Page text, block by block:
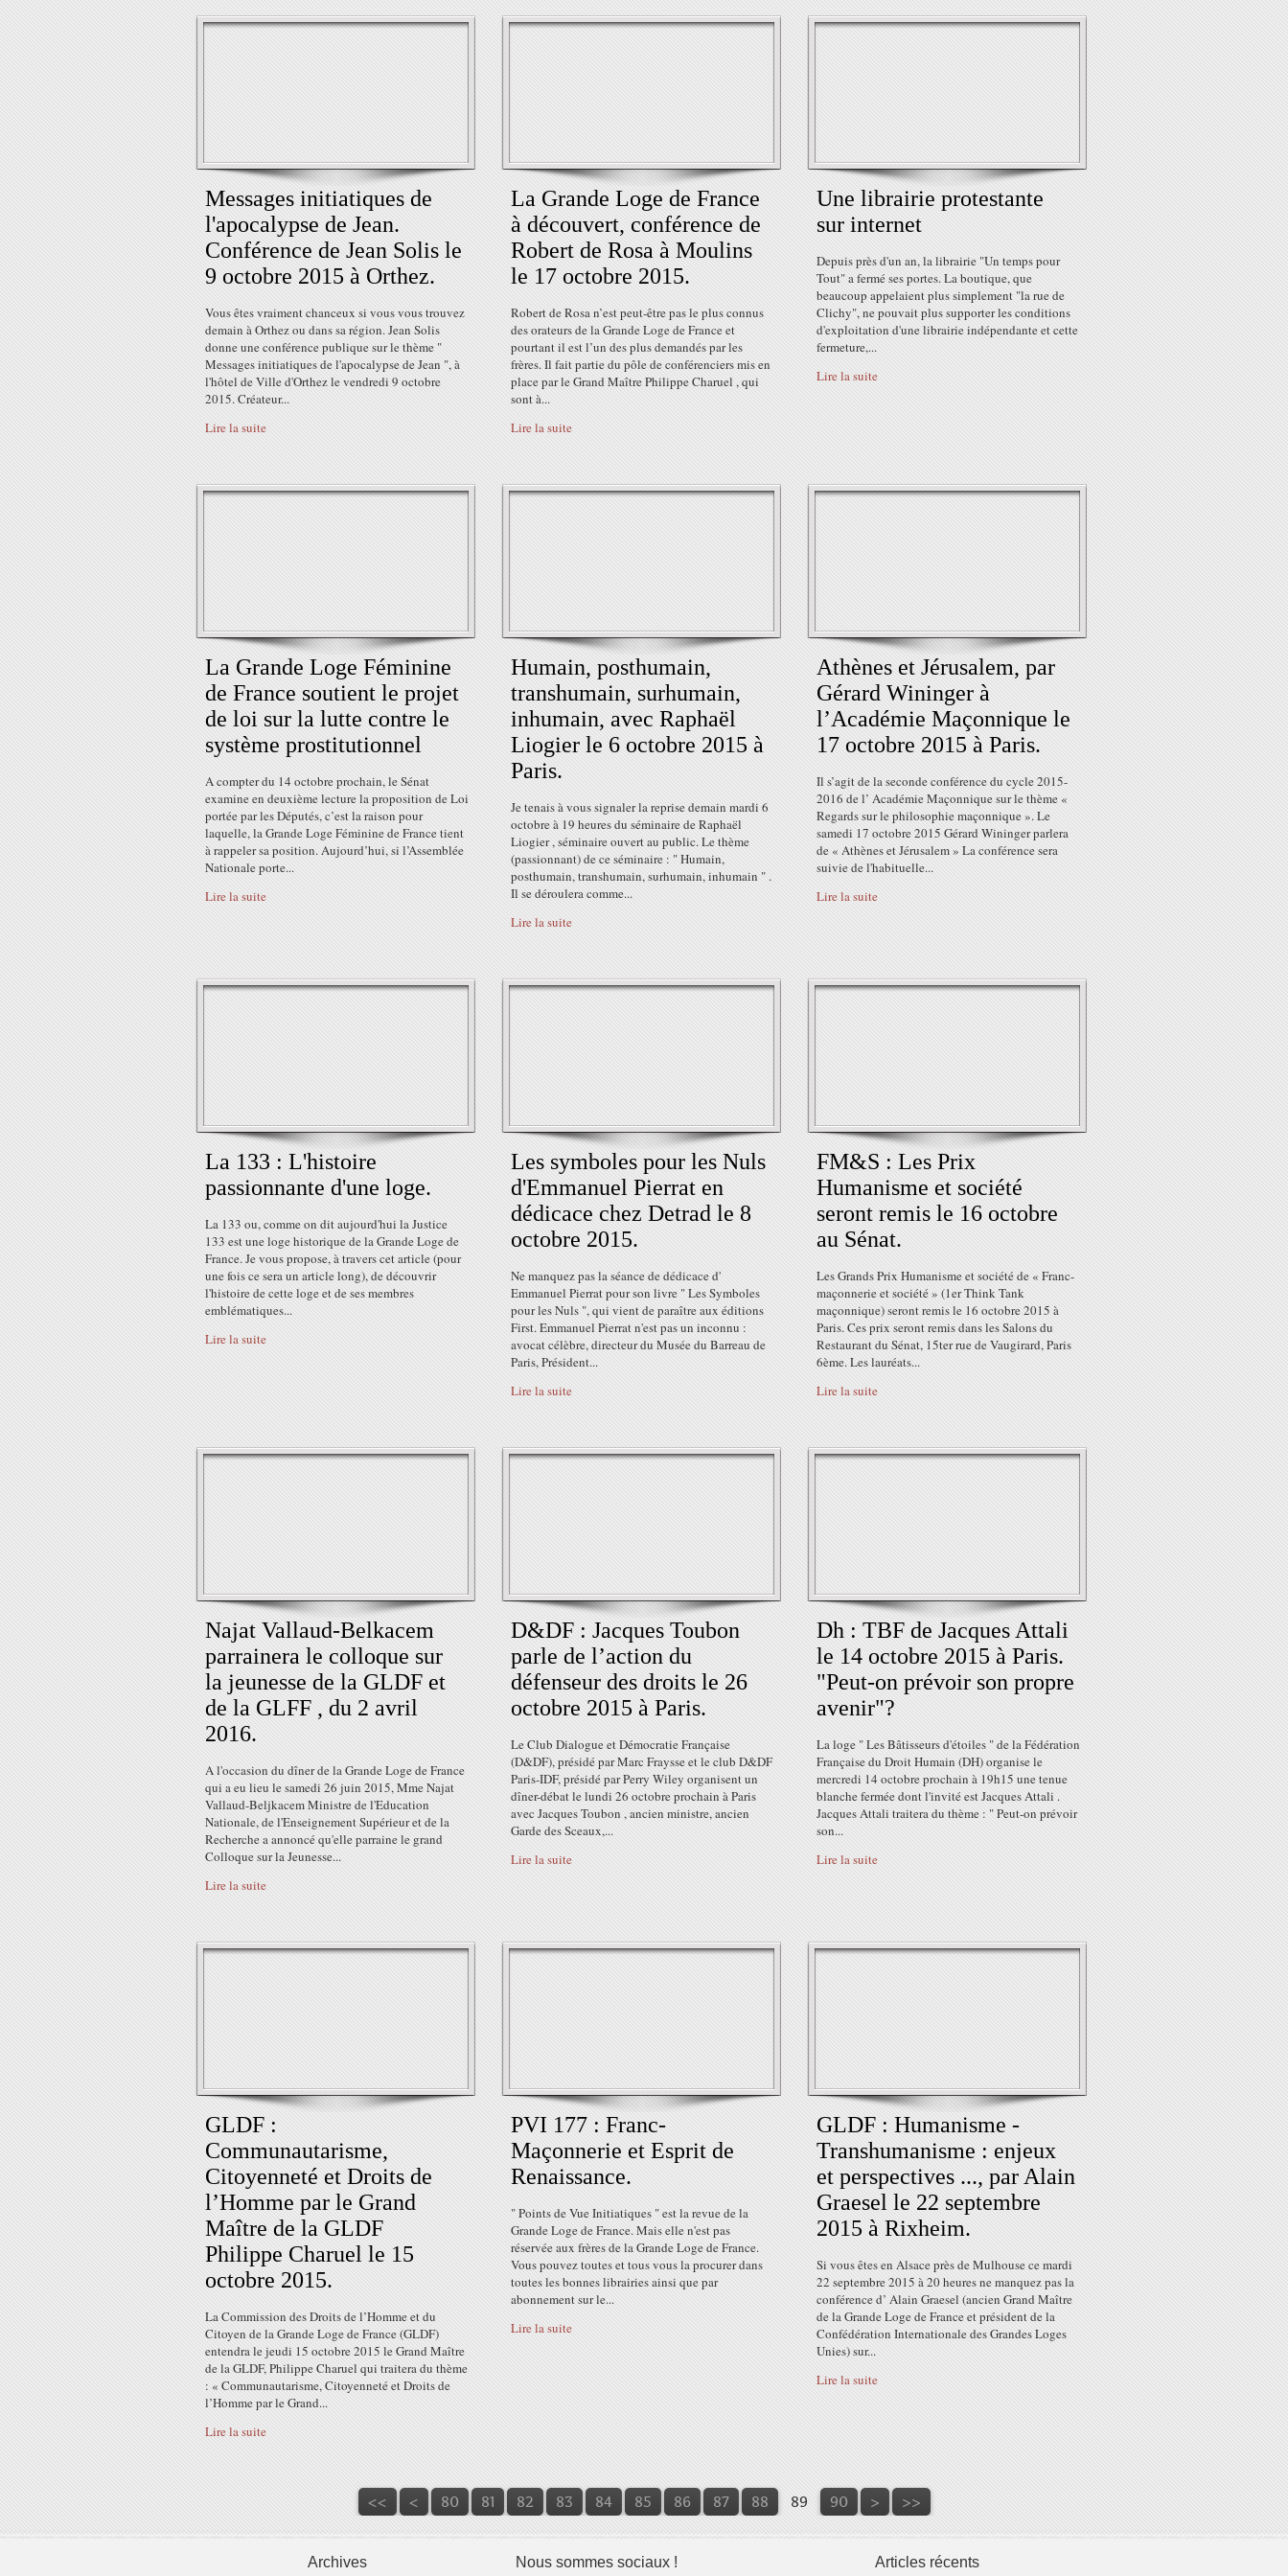
Messages initiatiques de
l'apocalypse de Jean.
Conférence de Jean Solis le
9 octobre 2015 à Orthez.
Vous êtes vraiment chanceux si vous vous trouvez
demain à Orthez ou dans sa région. Jean Solis
donne une conférence publique sur le thème "
Messages initiatiques de l'apocalypse de Jean ", à
l'hôtel de Ville d'Orthez le vendredi 9 octobre
2015. Créateur...
Lire la suite
La Grande Loge de France
à découvert, conférence de
Robert de Rosa à Moulins
le 17 octobre 2015.
Robert de Rosa n’est peut-être pas le plus connus
des orateurs de la Grande Loge de France et
pourtant il est l’un des plus demandés par les
frères. Il fait partie du pôle de conférenciers mis en
place par le Grand Maître Philippe Charuel , qui
sont à...
Lire la suite
Une librairie protestante
sur internet
Depuis près d'un an, la librairie "Un temps pour
Tout" a fermé ses portes. La boutique, que
beaucoup appelaient plus simplement "la rue de
Clichy", ne pouvait plus supporter les conditions
d'exploitation d'une librairie indépendante et cette
fermeture,...
Lire la suite
La Grande Loge Féminine
de France soutient le projet
de loi sur la lutte contre le
système prostitutionnel
A compter du 14 octobre prochain, le Sénat
examine en deuxième lecture la proposition de Loi
portée par les Députés, c’est la raison pour
laquelle, la Grande Loge Féminine de France tient
à rappeler sa position. Aujourd’hui, si l’Assemblée
Nationale porte...
Lire la suite
Humain, posthumain,
transhumain, surhumain,
inhumain, avec Raphaël
Liogier le 6 octobre 2015 à
Paris.
Je tenais à vous signaler la reprise demain mardi 6
octobre à 19 heures du séminaire de Raphaël
Liogier , séminaire ouvert au public. Le thème
(passionnant) de ce séminaire : " Humain,
posthumain, transhumain, surhumain, inhumain " .
Il se déroulera comme...
Lire la suite
Athènes et Jérusalem, par
Gérard Wininger à
l’Académie Maçonnique le
17 octobre 2015 à Paris.
Il s’agit de la seconde conférence du cycle 2015-
2016 de l’ Académie Maçonnique sur le thème «
Regards sur le philosophie maçonnique ». Le
samedi 17 octobre 2015 Gérard Wininger parlera
de « Athènes et Jérusalem » La conférence sera
suivie de l'habituelle...
Lire la suite
La 133 : L'histoire
passionnante d'une loge.
La 133 ou, comme on dit aujourd'hui la Justice
133 est une loge historique de la Grande Loge de
France. Je vous propose, à travers cet article (pour
une fois ce sera un article long), de découvrir
l'histoire de cette loge et de ses membres
emblématiques...
Lire la suite
Les symboles pour les Nuls
d'Emmanuel Pierrat en
dédicace chez Detrad le 8
octobre 2015.
Ne manquez pas la séance de dédicace d'
Emmanuel Pierrat pour son livre " Les Symboles
pour les Nuls ", qui vient de paraître aux éditions
First. Emmanuel Pierrat n'est pas un inconnu :
avocat célèbre, directeur du Musée du Barreau de
Paris, Président...
Lire la suite
FM&S : Les Prix
Humanisme et société
seront remis le 16 octobre
au Sénat.
Les Grands Prix Humanisme et société de « Franc-
maçonnerie et société » (1er Think Tank
maçonnique) seront remis le 16 octobre 2015 à
Paris. Ces prix seront remis dans les Salons du
Restaurant du Sénat, 15ter rue de Vaugirard, Paris
6ème. Les lauréats...
Lire la suite
Najat Vallaud-Belkacem
parrainera le colloque sur
la jeunesse de la GLDF et
de la GLFF , du 2 avril
2016.
A l'occasion du dîner de la Grande Loge de France
qui a eu lieu le samedi 26 juin 2015, Mme Najat
Vallaud-Beljkacem Ministre de l'Education
Nationale, de l'Enseignement Supérieur et de la
Recherche a annoncé qu'elle parraine le grand
Colloque sur la Jeunesse...
Lire la suite
D&DF : Jacques Toubon
parle de l’action du
défenseur des droits le 26
octobre 2015 à Paris.
Le Club Dialogue et Démocratie Française
(D&DF), présidé par Marc Fraysse et le club D&DF
Paris-IDF, présidé par Perry Wiley organisent un
dîner-débat le lundi 26 octobre prochain à Paris
avec Jacques Toubon , ancien ministre, ancien
Garde des Sceaux,...
Lire la suite
Dh : TBF de Jacques Attali
le 14 octobre 2015 à Paris.
"Peut-on prévoir son propre
avenir"?
La loge " Les Bâtisseurs d'étoiles " de la Fédération
Française du Droit Humain (DH) organise le
mercredi 14 octobre prochain à 19h15 une tenue
blanche fermée dont l'invité est Jacques Attali .
Jacques Attali traitera du thème : " Peut-on prévoir
son...
Lire la suite
GLDF :
Communautarisme,
Citoyenneté et Droits de
l’Homme par le Grand
Maître de la GLDF
Philippe Charuel le 15
octobre 2015.
La Commission des Droits de l’Homme et du
Citoyen de la Grande Loge de France (GLDF)
entendra le jeudi 15 octobre 2015 le Grand Maître
de la GLDF, Philippe Charuel qui traitera du thème
: « Communautarisme, Citoyenneté et Droits de
l’Homme par le Grand...
Lire la suite
PVI 177 : Franc-
Maçonnerie et Esprit de
Renaissance.
" Points de Vue Initiatiques " est la revue de la
Grande Loge de France. Mais elle n'est pas
réservée aux frères de la Grande Loge de France.
Vous pouvez toutes et tous vous la procurer dans
toutes les bonnes librairies ainsi que par
abonnement sur le...
Lire la suite
GLDF : Humanisme -
Transhumanisme : enjeux
et perspectives ..., par Alain
Graesel le 22 septembre
2015 à Rixheim.
Si vous êtes en Alsace près de Mulhouse ce mardi
22 septembre 2015 à 20 heures ne manquez pas la
conférence d’ Alain Graesel (ancien Grand Maître
de la Grande Loge de France et président de la
Confédération Internationale des Grandes Loges
Unies) sur...
Lire la suite
<< < 10
20
30
40
50
60
70
80 81 82 83 84 85 86 87 88 89 90 100
200
> >>
Archives Nous sommes sociaux ! Articles récents